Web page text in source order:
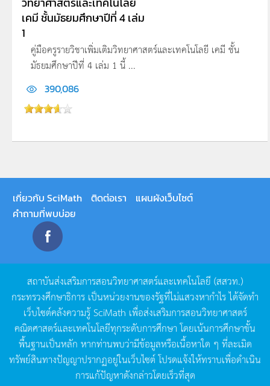
เคมี ชั้นมัธยมศึกษาปีที่ 4 เล่ม
1
คู่มือครูรายวิชาเพิ่มเติมวิทยาศาสตร์และเทคโนโลยี เคมี ชั้น
มัธยมศึกษาปีที่ 4 เล่ม 1 นี้ ...
390,086
เกี่ยวกับ SciMath ติดต่อเรา
แผนผังเว็บไซต์
คำถามที่พบบ่อย
สถาบันส่งเสริมการสอนวิทยาศาสตร์และเทคโนโลยี (สสวท.)
กระทรวงศึกษาธิการ เป็นหน่วยงานของรัฐที่ไม่แสวงหากำไรได้จัดทำ
เว็บไซต์คลังความรู้SciMath เพื่อส่งเสริมการสอนวิทยาศาสตร์
คณิตศาสตร์และเทคโนโลยีทุกระดับการศึกษา โดยเน้นการศึกษาขั้น
พื้นฐานเป็นหลัก หากท่านพบว่ามีข้อมูลหรือเนื้อหาใด ๆ ที่ละเมิด
ทรัพย์สินทางปัญญาปรากฏอยู่ในเว็บไซต์โปรดแจ้งให้ทราบเพื่อดำเนิน
การแก้ปัญหาดังกล่าวโดยเร็วที่สุด